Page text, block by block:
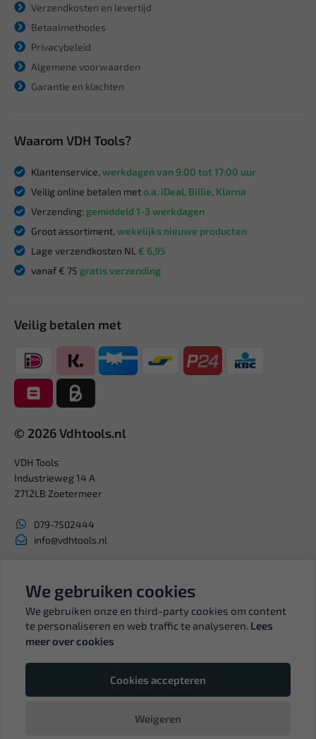
Verzendkosten en levertijd
Betaalmethodes
Privacybeleid
Algemene voorwaarden
Garantie en klachten
Waarom VDH Tools?
Klantenservice, werkdagen van 9:00 tot 17:00 uur
Veilig online betalen meto.a. iDeal, Billie, Klarna
Verzending: gemiddeld 1-3 werkdagen
Groot assortiment, wekelijks nieuwe producten
Lage verzendkosten NL € 6,95
vanaf € 75 gratis verzending
Veilig betalen met
© 2026 Vdhtools.nl
VDH Tools
Industrieweg 14 A
2712LB Zoetermeer
079-7502444
info@vdhtools.nl
BTW: NL819958657B01
We gebruiken cookies
We gebruiken onze en third-party cookies om content
te personaliseren en web traffic te analyseren. Lees
meer over cookies
Cookies accepteren
Weigeren